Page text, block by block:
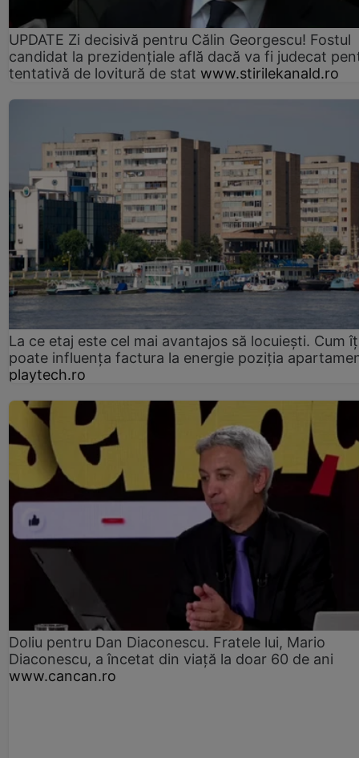
UPDATE Zi decisivă pentru Călin Georgescu! Fostul
candidat la prezidențiale află dacă va fi judecat
tentativă de lovitură de stat www.stirilekanald.ro
La ce etaj este cel mai avantajos să locuiești. Cum
poate influența factura la energie poziția
playtech.ro
Doliu pentru Dan Diaconescu. Fratele lui, Mario
Diaconescu, a încetat din viață la doar 60 de ani
www.cancan.ro